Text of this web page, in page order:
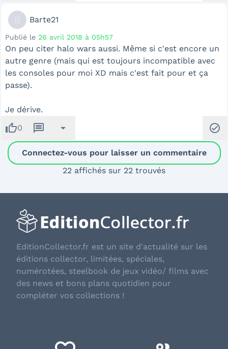
Barte21
Publié le 26 avril 2018 à 05h57
On peu citer halo wars aussi. Même si c'est encore un
autre genre (mais qui est toujours incompatible avec
les consoles pour moi XD mais c'est fait pour et ça
passe).
Je dérive.
thumb_up0 message arrow_drop_down check_circle
Connectez-vous pour laisser un commentaire
22 affichés sur 22 trouvés
EditionCollector.fr est un site d'actualité sur les
éditions collector, limitées, spéciales,
numérotées, steelbook de jeux vidéo/ films avec
des news et bons plans quotidien pour
compléter vos collections !